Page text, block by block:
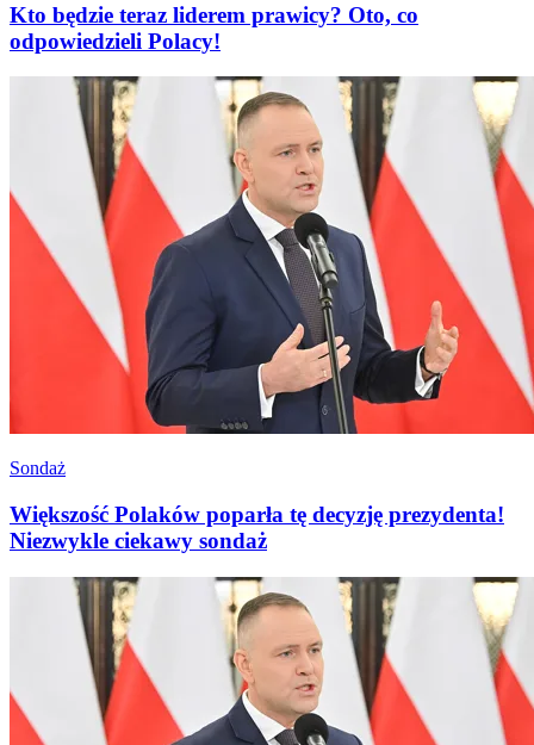
Kto będzie teraz liderem prawicy? Oto, co
odpowiedzieli Polacy!
Sondaż
Większość Polaków poparła tę decyzję prezydenta!
Niezwykle ciekawy sondaż